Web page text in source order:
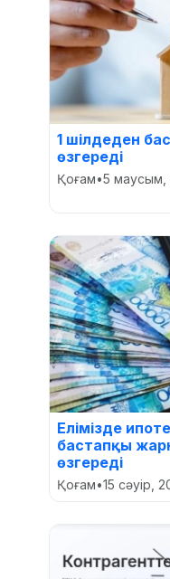
1 шілдеден
өзгереді
Қоғам•5 маусым,
Елімізде
бастапқы
өзгереді
Қоғам•15 сәуір,